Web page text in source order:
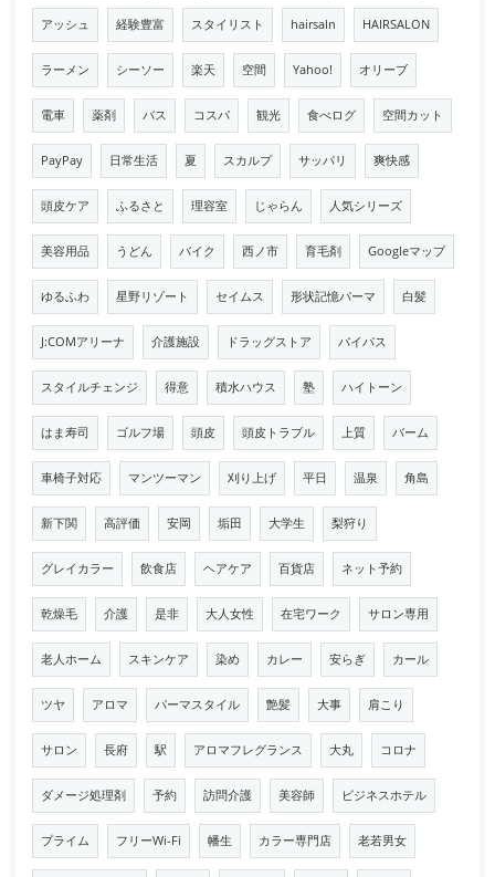
アッシュ 経験豊富 スタイリスト hairsaln HAIRSALON
ラーメン シーソー 楽天 空間 Yahoo! オリーブ
電車 薬剤 バス コスパ 観光 食べログ 空間カット
PayPay 日常生活 夏 スカルプ サッパリ 爽快感
頭皮ケア ふるさと 理容室 じゃらん 人気シリーズ
美容用品 うどん バイク 西ノ市 育毛剤 Googleマップ
ゆるふわ 星野リゾート セイムス 形状記憶パーマ 白髪
J:COMアリーナ 介護施設 ドラッグストア バイパス
スタイルチェンジ 得意 積水ハウス 塾 ハイトーン
はま寿司 ゴルフ場 頭皮 頭皮トラブル 上質 バーム
車椅子対応 マンツーマン 刈り上げ 平日 温泉 角島
新下関 高評価 安岡 垢田 大学生 梨狩り
グレイカラー 飲食店 ヘアケア 百貨店 ネット予約
乾燥毛 介護 是非 大人女性 在宅ワーク サロン専用
老人ホーム スキンケア 染め カレー 安らぎ カール
ツヤ アロマ パーマスタイル 艶髪 大事 肩こり
サロン 長府 駅 アロマフレグランス 大丸 コロナ
ダメージ処理剤 予約 訪問介護 美容師 ビジネスホテル
プライム フリーWi-Fi 幡生 カラー専門店 老若男女